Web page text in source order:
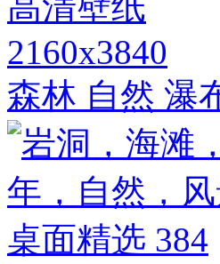
2160x3840
森林 自然 瀑